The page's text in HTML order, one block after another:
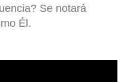
Se notará
Él.